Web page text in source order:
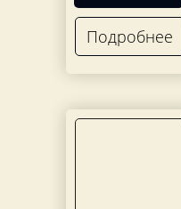
Подробнее